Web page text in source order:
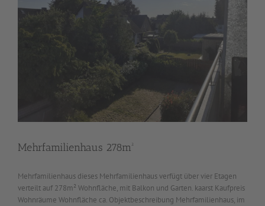
Mehrfamilienhaus 278m²
Mehrfamilienhaus dieses Mehrfamilienhaus verfügt über vier Etagen
verteilt auf 278m² Wohnfläche, mit Balkon und Garten. kaarst Kaufpreis
Wohnräume Wohnfläche ca. Objektbeschreibung Mehrfamilienhaus, im